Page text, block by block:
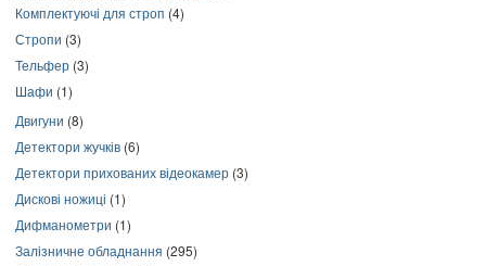
Комплектуючі для строп (4)
Стропи (3)
Тельфер (3)
Шафи (1)
Двигуни (8)
Детектори жучків (6)
Детектори прихованих відеокамер (3)
Дискові ножиці (1)
Дифманометри (1)
Залізничне обладнання (295)